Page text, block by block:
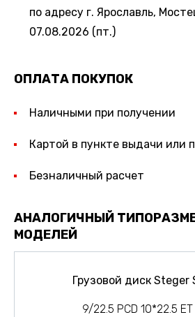
по адресу г. Ярославль,
07.08.2026 (пт.)
ОПЛАТА ПОКУПОК
Наличными при получении
Картой в пункте выдачи или
Безналичный расчет
АНАЛОГИЧНЫЙ
МОДЕЛЕЙ
Грузовой диск Steger
9/22.5 PCD 10*22.5 ET